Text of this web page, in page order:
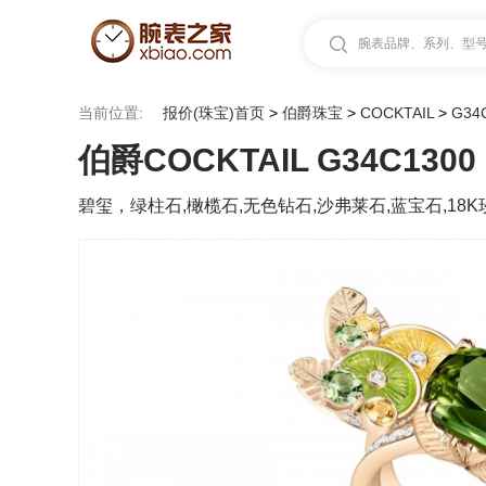
腕表品牌、系列、型
当前位置: 报价(珠宝)首页 > 伯爵珠宝 > COCKTAIL >
伯爵COCKTAIL G34C1300
碧玺，绿柱石,橄榄石,无色钻石,沙弗莱石,蓝宝石,18K